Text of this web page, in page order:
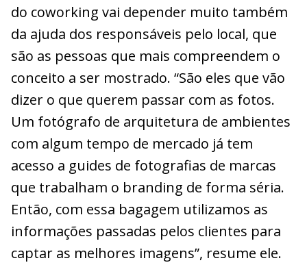
do coworking vai depender muito também
da ajuda dos responsáveis pelo local, que
são as pessoas que mais compreendem o
conceito a ser mostrado. “São eles que vão
dizer o que querem passar com as fotos.
Um fotógrafo de arquitetura de ambientes
com algum tempo de mercado já tem
acesso a guides de fotografias de marcas
que trabalham o branding de forma séria.
Então, com essa bagagem utilizamos as
informações passadas pelos clientes para
captar as melhores imagens”, resume ele.